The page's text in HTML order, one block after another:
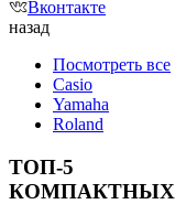
Вконтакте
назад
Посмотреть все
Casio
Yamaha
Roland
ТОП-5
КОМПАКТНЫХ